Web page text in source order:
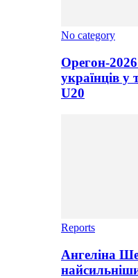
No category
Орегон-
українців у
U20
Reports
Ангеліна